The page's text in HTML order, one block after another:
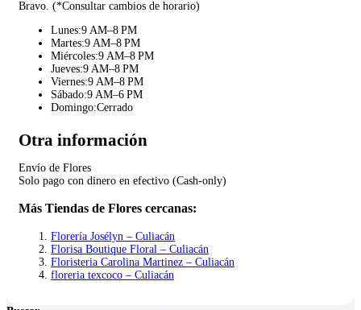
Bravo. (*Consultar cambios de horario)
Lunes:9 AM–8 PM
Martes:9 AM–8 PM
Miércoles:9 AM–8 PM
Jueves:9 AM–8 PM
Viernes:9 AM–8 PM
Sábado:9 AM–6 PM
Domingo:Cerrado
Otra información
Envío de Flores
Solo pago con dinero en efectivo (Cash-only)
Más Tiendas de Flores cercanas:
Florería Josélyn – Culiacán
Florisa Boutique Floral – Culiacán
Floristeria Carolina Martinez – Culiacán
floreria texcoco – Culiacán